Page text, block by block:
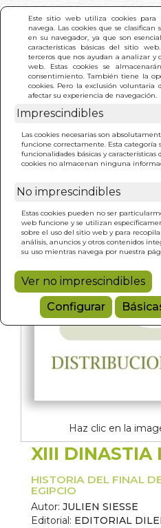
Este sitio web utiliza cookies para
navega. Las cookies que se
en su navegador, ya que son
características básicas del sitio
terceros que nos ayudan a analizar
web. Estas cookies se
consentimiento. También tiene la
cookies. Pero la exclusión voluntaria
afectar su experiencia de navegación.
Imprescindibles
Las cookies necesarias son
funcione correctamente. Esta categoría
funcionalidades básicas y características
cookies no almacenan ninguna
No imprescindibles
Estas cookies pueden no ser
web funcione y se utilizan
sobre el uso del sitio web y para
análisis, anuncios y otros contenidos
su uso mientras navega por nuestra
Ver no imprescindibles
Configurar
INICIO > XIII DINASTIA
Haz clic en la
XIII DINASTIA
HISTORIA DEL FINAL
EGIPCIO
Autor: JULIEN SIESSE
Editorial: EDITORIAL